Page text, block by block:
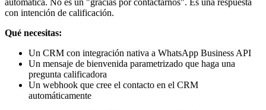
automática. No es un "gracias por contactarnos". Es una respuesta
con intención de calificación.
Qué necesitas:
Un CRM con integración nativa a WhatsApp Business API
Un mensaje de bienvenida parametrizado que haga una
pregunta calificadora
Un webhook que cree el contacto en el CRM
automáticamente